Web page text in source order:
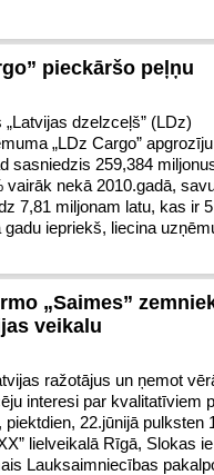
pieckāršo peļņu
„Latvijas dzelzceļš” (LDz)
„LDz Cargo”
sasniedzis 259,384
vairāk nekā 2010.gadā,
7,81 miljonam latu, kas ir
gadu iepriekš, liecina
„Saimes”
veikalu
ražotājus un ņemot
interesi par kvalitatīviem
piektdien, 22.jūnijā pulksten
lielveikalā Rīgā, Slokas
Lauksaimniecības